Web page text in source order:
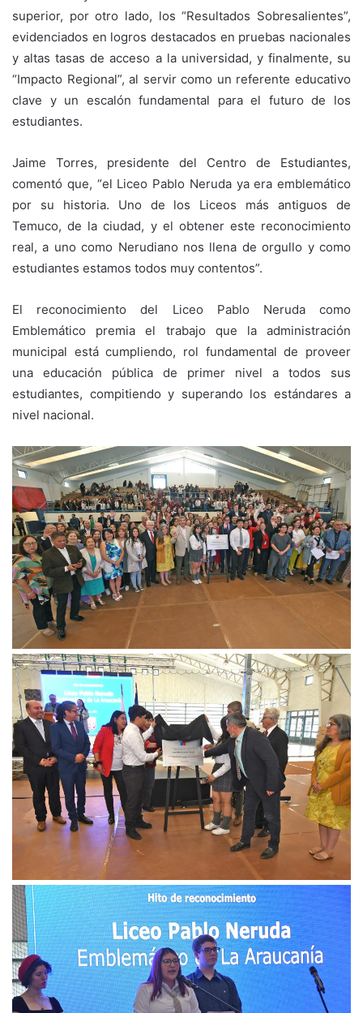
superior, por otro lado, los “Resultados Sobresalientes”,
evidenciados en logros destacados en pruebas nacionales
y altas tasas de acceso a la universidad, y finalmente, su
“Impacto Regional”, al servir como un referente educativo
clave y un escalón fundamental para el futuro de los
estudiantes.
Jaime Torres, presidente del Centro de Estudiantes,
comentó que, “el Liceo Pablo Neruda ya era emblemático
por su historia. Uno de los Liceos más antiguos de
Temuco, de la ciudad, y el obtener este reconocimiento
real, a uno como Nerudiano nos llena de orgullo y como
estudiantes estamos todos muy contentos”.
El reconocimiento del Liceo Pablo Neruda como
Emblemático premia el trabajo que la administración
municipal está cumpliendo, rol fundamental de proveer
una educación pública de primer nivel a todos sus
estudiantes, compitiendo y superando los estándares a
nivel nacional.